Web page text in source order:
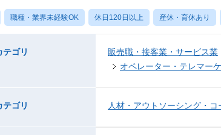
職種・業界未経験OK 休日120日以上 産休・育休あり
テゴリ 販売職・接客業・サービス業
オペレーター・テレマー
テゴリ 人材・アウトソーシング・コ